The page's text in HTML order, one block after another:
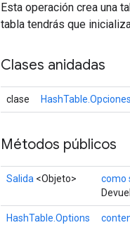
Esta operación crea una
tabla tendrás que
Clases anidadas
clase HashTable.Opciones
Métodos públicos
Salida <Objeto> como
HashTable.Options